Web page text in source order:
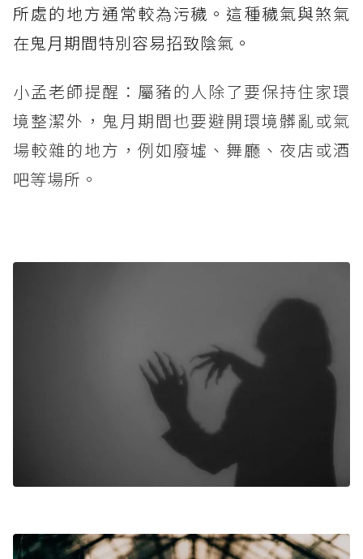
所處的地方通常較為污穢。這種穢氣與煞氣
在鬼月期間特別容易招致陰氣。
小孟老師提醒：屬豬的人除了要保持住家環
境整潔外，鬼月期間也要避開環境髒亂或氣
場較雜的地方，例如廢墟、舞廳、夜店或酒
吧等場所。